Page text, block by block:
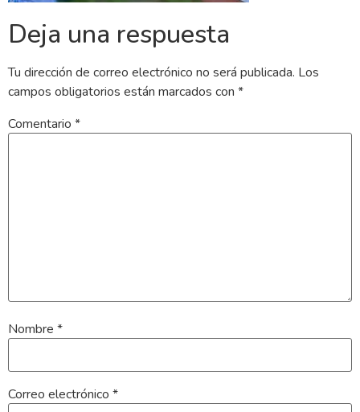
Deja una respuesta
Tu dirección de correo electrónico no será publicada. Los
campos obligatorios están marcados con *
Comentario *
Nombre *
Correo electrónico *